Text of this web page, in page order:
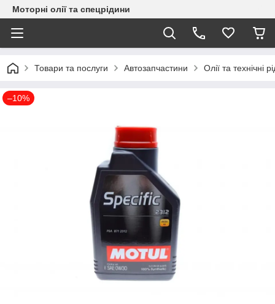
Моторні олії та спецрідини
Товари та послуги Автозапчастини Олії та технічні
–10%